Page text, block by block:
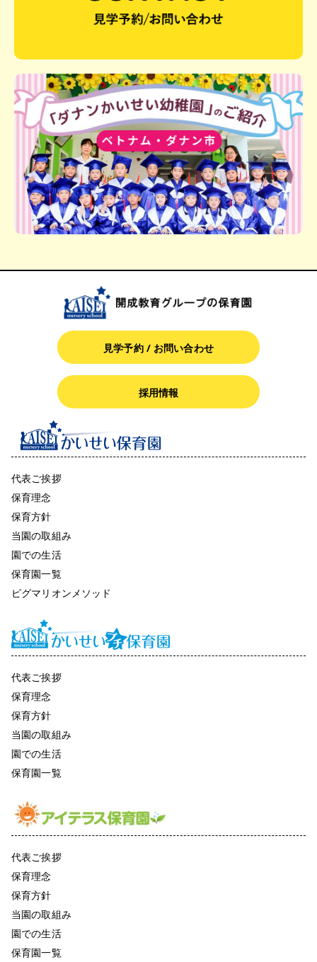
見学予約 / お問い合わせ
採用情報
代表ご挨拶
保育理念
保育方針
当園の取組み
園での生活
保育園一覧
ピグマリオンメソッド
代表ご挨拶
保育理念
保育方針
当園の取組み
園での生活
保育園一覧
代表ご挨拶
保育理念
保育方針
当園の取組み
園での生活
保育園一覧